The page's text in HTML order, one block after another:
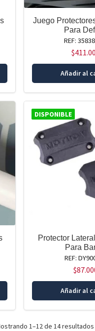
Juego
Para
REF:
$
Añadir al
DISPONIBLE
Protector
Para
REF:
$
Añadir al
1–12 de 14 resultados